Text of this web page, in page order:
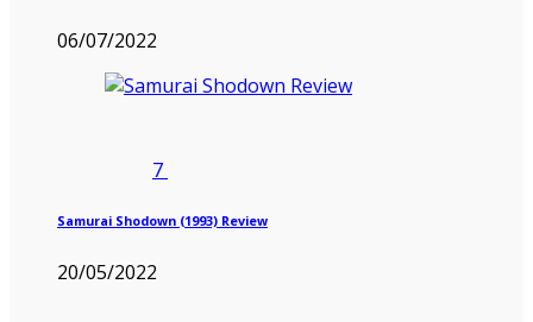
06/07/2022
7
Samurai Shodown (1993) Review
20/05/2022